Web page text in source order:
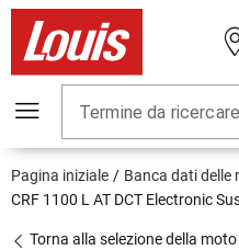
Termine da ricercare
Pagina iniziale
Banca dati delle
CRF 1100 L AT DCT Electronic
Torna alla selezione della moto